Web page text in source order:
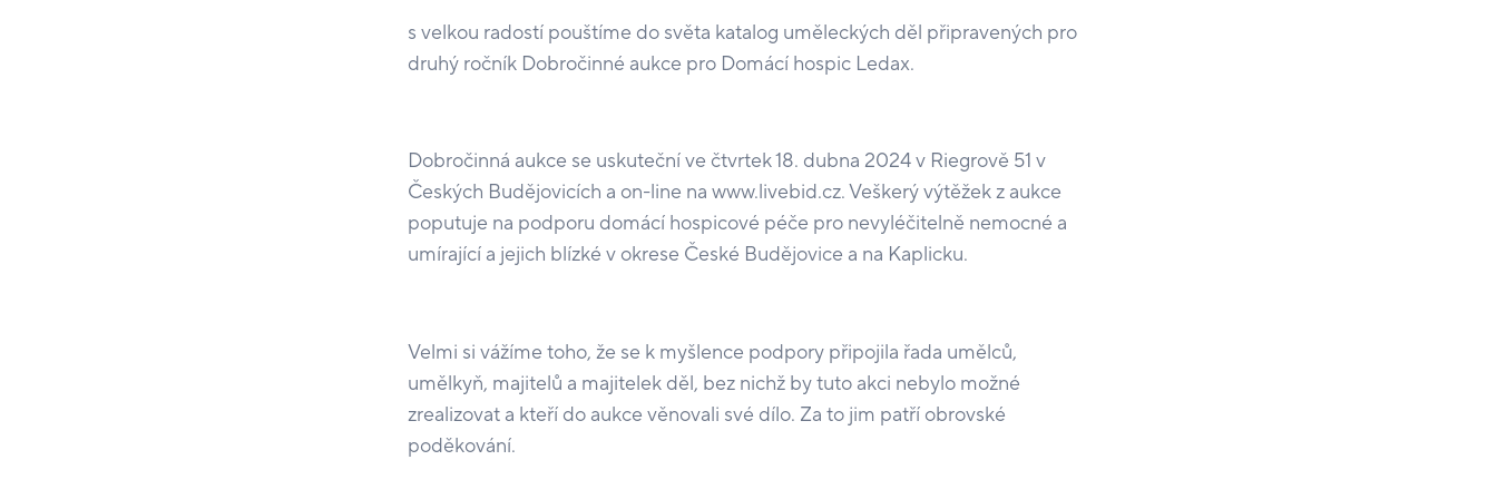
s velkou radostí pouštíme do světa katalog uměleckých děl připravených pro
druhý ročník Dobročinné aukce pro Domácí hospic Ledax.
Dobročinná aukce se uskuteční ve čtvrtek 18. dubna 2024 v Riegrově 51 v
Českých Budějovicích a on-line na www.livebid.cz. Veškerý výtěžek z aukce
poputuje na podporu domácí hospicové péče pro nevyléčitelně nemocné a
umírající a jejich blízké v okrese České Budějovice a na Kaplicku.
Velmi si vážíme toho, že se k myšlence podpory připojila řada umělců,
umělkyň, majitelů a majitelek děl, bez nichž by tuto akci nebylo možné
zrealizovat a kteří do aukce věnovali své dílo. Za to jim patří obrovské
poděkování.